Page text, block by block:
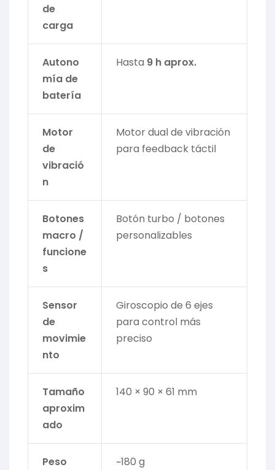
de
carga
Autono
mía de
batería
Hasta 9 h aprox.
Motor
de
vibració
n
Motor dual de vibración
para feedback táctil
Botones
macro /
funcione
s
Botón turbo / botones
personalizables
Sensor
de
movimie
nto
Giroscopio de 6 ejes
para control más
preciso
Tamaño
aproxim
ado
140 × 90 × 61 mm
Peso
~180 g